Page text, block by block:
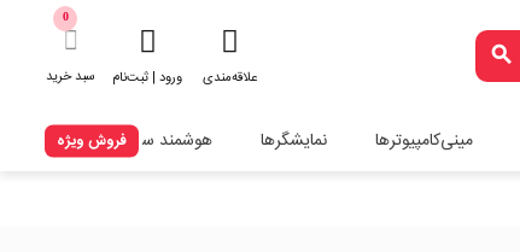
search
علاقه‌مندی ورود | ثبت‌نام
0
سبد خرید
مینی‌کامپیوترها نمایشگرها هوشمند سازیفروش ویژه